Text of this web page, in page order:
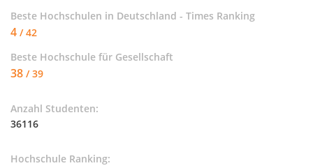
Beste Hochschulen in Deutschland - Times Ranking
4 / 42
Beste Hochschule für Gesellschaft
38 / 39
Anzahl Studenten:
36116
Hochschule Ranking: